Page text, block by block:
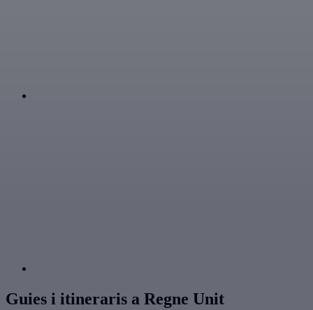
Guies i itineraris a Regne Unit